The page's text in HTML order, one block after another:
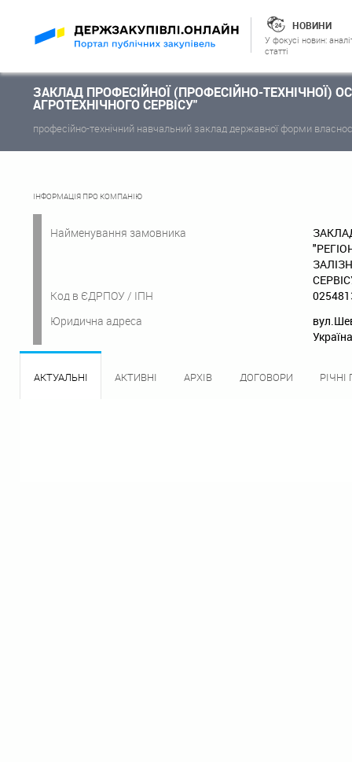
НОВИНИ
У фокусі новин:
статті
ЗАКЛАД ПРОФЕСІЙНОЇ (ПРОФЕСІЙНО-ТЕХНІЧНОЇ)
АГРОТЕХНІЧНОГО СЕРВІСУ"
професійно-технічний навчальний заклад державної форми
ІНФОРМАЦІЯ ПРО КОМПАНІЮ
Найменування замовника
Код в ЄДРПОУ / ІПН
Юридична адреса
АКТУАЛЬНІ АКТИВНІ АРХІВ ДОГОВОРИ